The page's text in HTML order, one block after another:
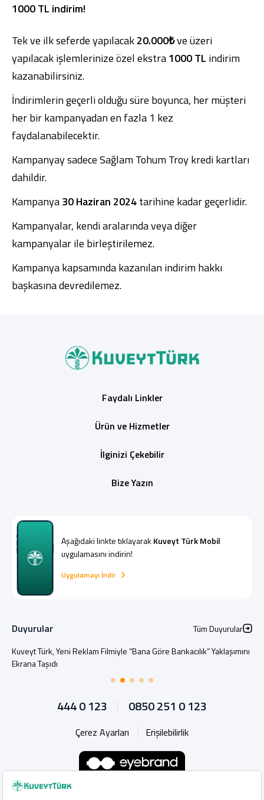
Dijital Bankacılık Hakkımızda
Şube ve ATM’ler
Şube ve ATM’ler
İletişim
Ürün ve Hizmet Ücretleri
Englishالعربية
1000 TL indirim!
Tek ve ilk seferde yapılacak20.000₺ve üzeri
yapılacak işlemlerinize özel ekstra1000 TL indirim
kazanabilirsiniz.
İndirimlerin geçerli olduğu süre boyunca, her müşteri
her bir kampanyadan en fazla 1 kez
faydalanabilecektir.
Kampanyay sadece Sağlam Tohum Troy kredi kartları
dahildir.
Kampanya30 Haziran 2024tarihine kadar geçerlidir.
Kampanyalar, kendi aralarında veya diğer
kampanyalar ile birleştirilemez.
Kampanya kapsamında kazanılan indirim hakkı
başkasına devredilemez.
Faydalı Linkler
Ürün ve Hizmetler
İlginizi Çekebilir
Bize Yazın
Aşağıdaki linkte tıklayarak Kuveyt Türk Mobil
uygulamasını indirin!
Uygulamayı İndir
Duyurular
Tüm Duyurular
Kuveyt Türk, Yeni Reklam Filmiyle “Bana Göre Bankacılık” Yaklaşımını
Ekrana Taşıdı
444 0 123 0850 251 0 123
Çerez Ayarları Erişilebilirlik